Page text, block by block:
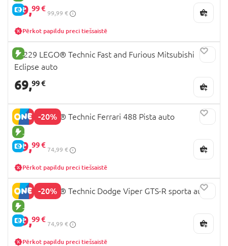
E-CENA
79,99 €
99,99 €
Pērkot papildu preci tiešsaistē
JAUNA PRECE
42229 LEGO® Technic Fast and Furious Mitsubishi
Eclipse auto
69,99 €
-20%
JAUNA PRECE
E-CENA
42235 LEGO® Technic Ferrari 488 Pista auto
59,99 €
74,99 €
Pērkot papildu preci tiešsaistē
-20%
JAUNA PRECE
E-CENA
42234 LEGO® Technic Dodge Viper GTS-R sporta auto
59,99 €
74,99 €
Pērkot papildu preci tiešsaistē